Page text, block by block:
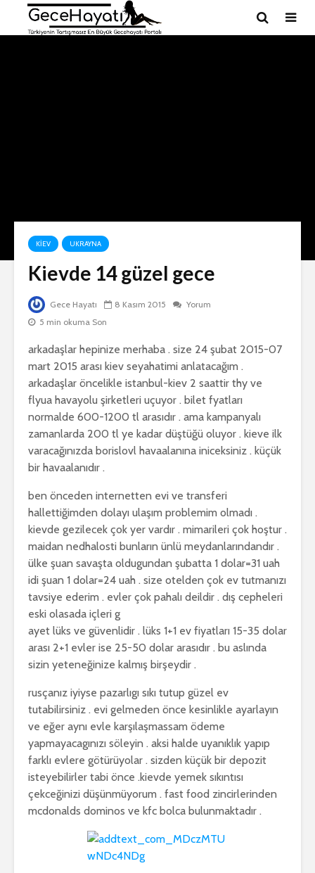
KIEV UKRAYNA
Kievde 14 güzel gece
Gece Hayatı 8 Kasım 2015
Yorum
5 min okuma Son
arkadaşlar hepinize merhaba . size 24 şubat 2015-07
mart 2015 arası kiev seyahatimi anlatacağım .
arkadaşlar öncelikle istanbul-kiev 2 saattir thy ve
flyua havayolu şirketleri uçuyor . bilet fyatları
normalde 600-1200 tl arasıdır . ama kampanyalı
zamanlarda 200 tl ye kadar düştüğü oluyor . kieve ilk
varacağınızda borislovl havaalanına iniceksiniz . küçük
bir havaalanıdır .
ben önceden internetten evi ve transferi
hallettiğimden dolayı ulaşım problemim olmadı .
kievde gezilecek çok yer vardır . mimarileri çok hoştur .
maidan nedhalosti bunların ünlü meydanlarındandır .
ülke şuan savaşta oldugundan şubatta 1 dolar=31 uah
idi şuan 1 dolar=24 uah . size otelden çok ev tutmanızı
tavsiye ederim . evler çok pahalı deildir . dış cepheleri
eski olasada içleri g
ayet lüks ve güvenlidir . lüks 1+1 ev fiyatları 15-35 dolar
arası 2+1 evler ise 25-50 dolar arasıdır . bu aslında
sizin yeteneğinize kalmış birşeydir .
rusçanız iyiyse pazarlıgı sıkı tutup güzel ev
tutabilirsiniz . evi gelmeden önce kesinlikle ayarlayın
ve eğer aynı evle karşılaşmassam ödeme
yapmayacagınızı söleyin . aksi halde uyanıklık yapıp
farklı evlere götürüyolar . sizden küçük bir depozit
isteyebilirler tabi önce .kievde yemek sıkıntısı
çekceğinizi düşünmüyorum . fast food zincirlerinden
mcdonalds dominos ve kfc bolca bulunmaktadır .